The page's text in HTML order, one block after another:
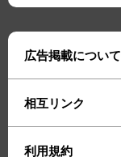
広告掲載について
相互リンク
利用規約